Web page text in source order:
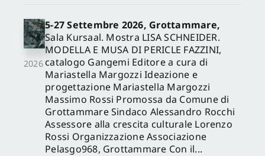
2026
5-27 Settembre 2026, Grottammare,
Sala Kursaal. Mostra LISA SCHNEIDER.
MODELLA E MUSA DI PERICLE FAZZINI,
catalogo Gangemi Editore a cura di
Mariastella Margozzi Ideazione e
progettazione Mariastella Margozzi
Massimo Rossi Promossa da Comune di
Grottammare Sindaco Alessandro Rocchi
Assessore alla crescita culturale Lorenzo
Rossi Organizzazione Associazione
Pelasgo968, Grottammare Con il...